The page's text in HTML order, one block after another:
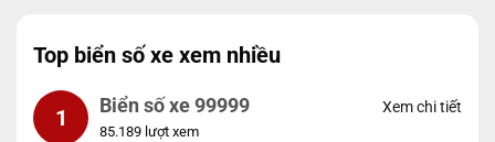
Top biển số xe xem nhiều
1 Biển số xe 99999
85.189 lượt xem
Xem chi tiết